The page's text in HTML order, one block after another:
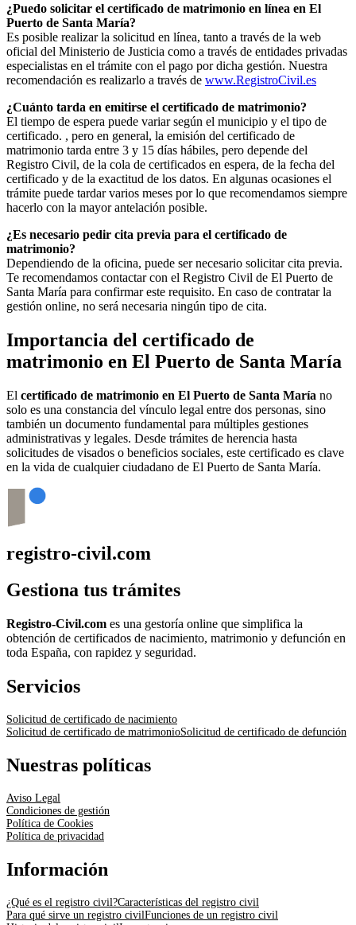
¿Puedo solicitar el certificado de matrimonio en línea en El
Puerto de Santa María?
Es posible realizar la solicitud en línea, tanto a través de la web
oficial del Ministerio de Justicia como a través de entidades privadas
especialistas en el trámite con el pago por dicha gestión. Nuestra
recomendación es realizarlo a través de www.RegistroCivil.es
¿Cuánto tarda en emitirse el certificado de matrimonio?
El tiempo de espera puede variar según el municipio y el tipo de
certificado. , pero en general, la emisión del certificado de
matrimonio tarda entre 3 y 15 días hábiles, pero depende del
Registro Civil, de la cola de certificados en espera, de la fecha del
certificado y de la exactitud de los datos. En algunas ocasiones el
trámite puede tardar varios meses por lo que recomendamos siempre
hacerlo con la mayor antelación posible.
¿Es necesario pedir cita previa para el certificado de
matrimonio?
Dependiendo de la oficina, puede ser necesario solicitar cita previa.
Te recomendamos contactar con el Registro Civil de El Puerto de
Santa María para confirmar este requisito. En caso de contratar la
gestión online, no será necesaria ningún tipo de cita.
Importancia del certificado de
matrimonio en El Puerto de Santa María
El certificado de matrimonio en El Puerto de Santa María no
solo es una constancia del vínculo legal entre dos personas, sino
también un documento fundamental para múltiples gestiones
administrativas y legales. Desde trámites de herencia hasta
solicitudes de visados o beneficios sociales, este certificado es clave
en la vida de cualquier ciudadano de El Puerto de Santa María.
registro-civil.com
Gestiona tus trámites
Registro-Civil.com es una gestoría online que simplifica la
obtención de certificados de nacimiento, matrimonio y defunción en
toda España, con rapidez y seguridad.
Servicios
Solicitud de certificado de nacimiento
Solicitud de certificado de matrimonioSolicitud de certificado de defunción
Nuestras políticas
Aviso Legal
Condiciones de gestión
Política de Cookies
Política de privacidad
Información
¿Qué es el registro civil?Características del registro civil
Para qué sirve un registro civilFunciones de un registro civil